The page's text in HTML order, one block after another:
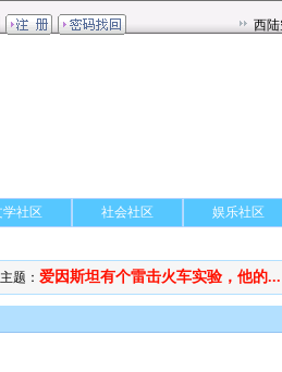
学社区 社会社区 娱乐社区
题：爱因斯坦有个雷击火车实验，他的...